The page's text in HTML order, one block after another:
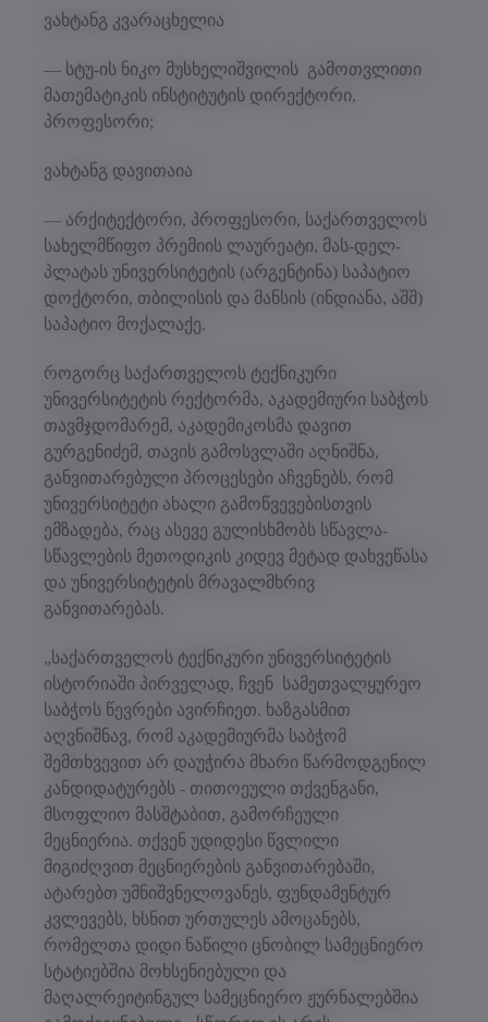
ვახტანგ კვარაცხელია
— სტუ-ის ნიკო მუსხელიშვილის გამოთვლითი
მათემატიკის ინსტიტუტის დირექტორი,
პროფესორი;
ვახტანგ დავითაია
— არქიტექტორი, პროფესორი, საქართველოს
სახელმწიფო პრემიის ლაურეატი, მას-დელ-
პლატას უნივერსიტეტის (არგენტინა) საპატიო
დოქტორი, თბილისის და მანსის (ინდიანა, აშშ)
საპატიო მოქალაქე.
როგორც საქართველოს ტექნიკური
უნივერსიტეტის რექტორმა, აკადემიური საბჭოს
თავმჯდომარემ, აკადემიკოსმა დავით
გურგენიძემ, თავის გამოსვლაში აღნიშნა,
განვითარებული პროცესები აჩვენებს, რომ
უნივერსიტეტი ახალი გამოწვევებისთვის
ემზადება, რაც ასევე გულისხმობს სწავლა-
სწავლების მეთოდიკის კიდევ მეტად დახვეწასა
და უნივერსიტეტის მრავალმხრივ
განვითარებას.
„საქართველოს ტექნიკური უნივერსიტეტის
ისტორიაში პირველად, ჩვენ სამეთვალყურეო
საბჭოს წევრები ავირჩიეთ. ხაზგასმით
აღვნიშნავ, რომ აკადემიურმა საბჭომ
შემთხვევით არ დაუჭირა მხარი წარმოდგენილ
კანდიდატურებს - თითოეული თქვენგანი,
მსოფლიო მასშტაბით, გამორჩეული
მეცნიერია. თქვენ უდიდესი წვლილი
მიგიძღვით მეცნიერების განვითარებაში,
ატარებთ უმნიშვნელოვანეს, ფუნდამენტურ
კვლევებს, ხსნით ურთულეს ამოცანებს,
რომელთა დიდი ნაწილი ცნობილ სამეცნიერო
სტატიებშია მოხსენიებული და
მაღალრეიტინგულ სამეცნიერო ჟურნალებშია